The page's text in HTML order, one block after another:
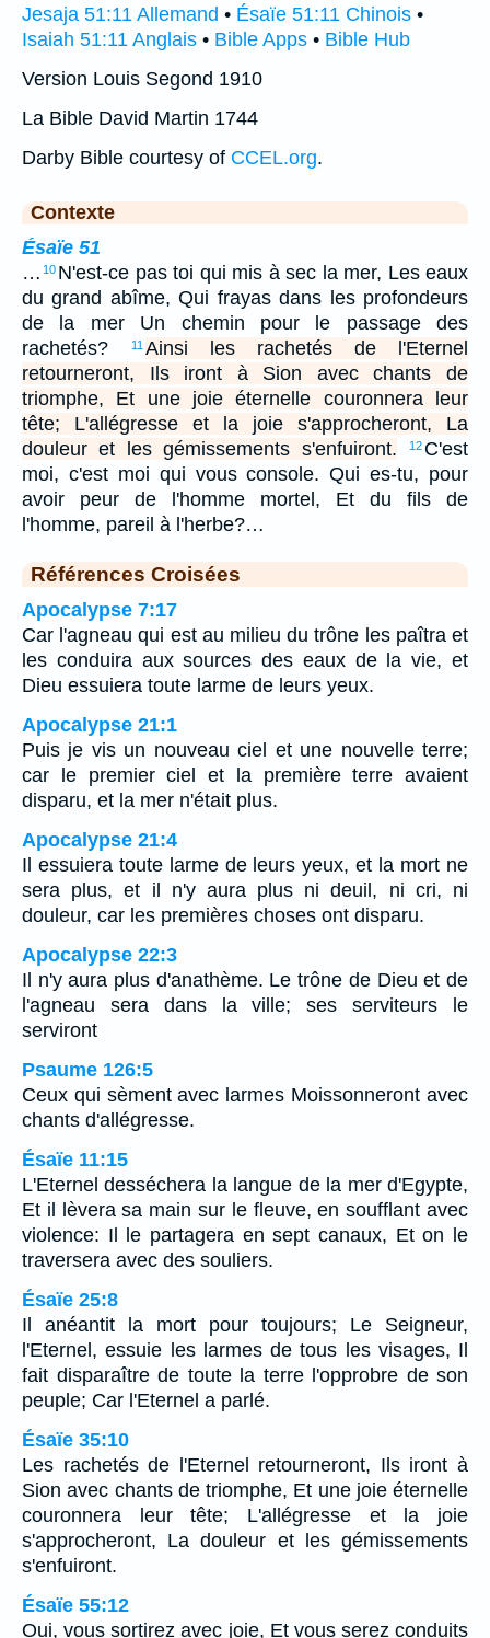
Jesaja 51:11 Allemand • Ésaïe 51:11 Chinois •
Isaiah 51:11 Anglais • Bible Apps • Bible Hub
Version Louis Segond 1910
La Bible David Martin 1744
Darby Bible courtesy of CCEL.org.
Contexte
Ésaïe 51
… 10 N'est-ce pas toi qui mis à sec la mer, Les eaux
du grand abîme, Qui frayas dans les profondeurs
de la mer Un chemin pour le passage des
rachetés?
11Ainsi les rachetés de l'Eternel
retourneront, Ils iront à Sion avec chants de
triomphe, Et une joie éternelle couronnera leur
tête; L'allégresse et la joie s'approcheront, La
douleur et les gémissements s'enfuiront.
12 C'est
moi, c'est moi qui vous console. Qui es-tu, pour
avoir peur de l'homme mortel, Et du fils de
l'homme, pareil à l'herbe?…
Références Croisées
Apocalypse 7:17
Car l'agneau qui est au milieu du trône les paîtra et
les conduira aux sources des eaux de la vie, et
Dieu essuiera toute larme de leurs yeux.
Apocalypse 21:1
Puis je vis un nouveau ciel et une nouvelle terre;
car le premier ciel et la première terre avaient
disparu, et la mer n'était plus.
Apocalypse 21:4
Il essuiera toute larme de leurs yeux, et la mort ne
sera plus, et il n'y aura plus ni deuil, ni cri, ni
douleur, car les premières choses ont disparu.
Apocalypse 22:3
Il n'y aura plus d'anathème. Le trône de Dieu et de
l'agneau sera dans la ville; ses serviteurs le
serviront
Psaume 126:5
Ceux qui sèment avec larmes Moissonneront avec
chants d'allégresse.
Ésaïe 11:15
L'Eternel desséchera la langue de la mer d'Egypte,
Et il lèvera sa main sur le fleuve, en soufflant avec
violence: Il le partagera en sept canaux, Et on le
traversera avec des souliers.
Ésaïe 25:8
Il anéantit la mort pour toujours; Le Seigneur,
l'Eternel, essuie les larmes de tous les visages, Il
fait disparaître de toute la terre l'opprobre de son
peuple; Car l'Eternel a parlé.
Ésaïe 35:10
Les rachetés de l'Eternel retourneront, Ils iront à
Sion avec chants de triomphe, Et une joie éternelle
couronnera leur tête; L'allégresse et la joie
s'approcheront, La douleur et les gémissements
s'enfuiront.
Ésaïe 55:12
Oui, vous sortirez avec joie, Et vous serez conduits